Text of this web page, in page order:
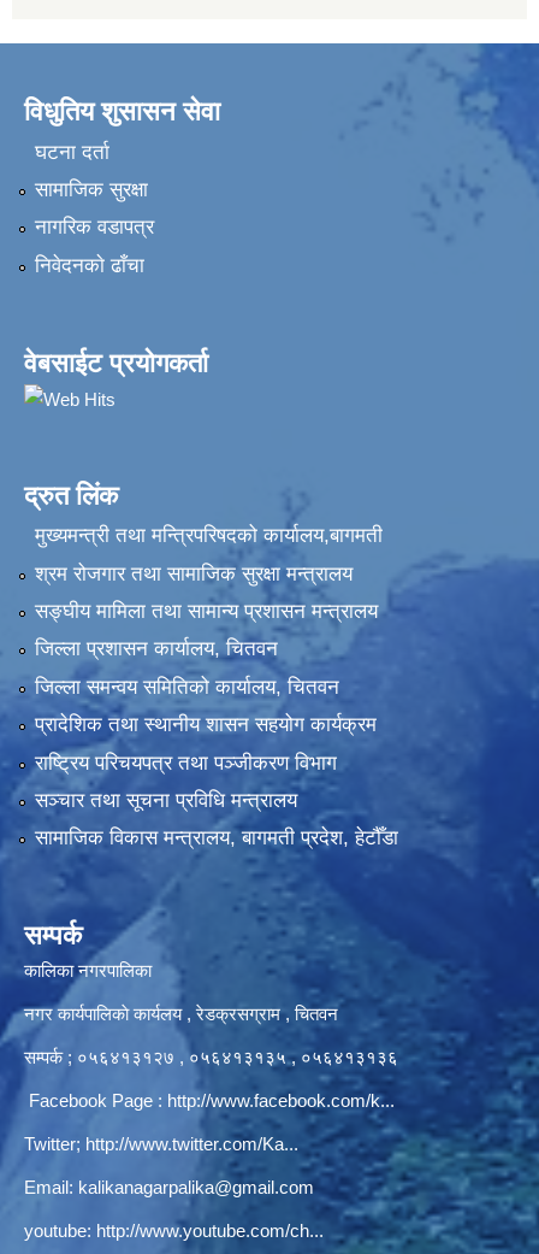
विधुतिय शुसासन सेवा
घटना दर्ता
सामाजिक सुरक्षा
नागरिक वडापत्र
निवेदनकाे ढाँचा
वेबसाईट प्रयोगकर्ता
द्रुत लिंक
मुख्यमन्त्री तथा मन्त्रिपरिषदको कार्यालय,बागमती
श्रम रोजगार तथा सामाजिक सुरक्षा मन्त्रालय
सङ्‍घीय मामिला तथा सामान्य प्रशासन मन्त्रालय
जिल्ला प्रशासन कार्यालय, चितवन
जिल्ला समन्वय समितिको कार्यालय, चितवन
प्रादेशिक तथा स्थानीय शासन सहयोग कार्यक्रम
राष्ट्रिय परिचयपत्र तथा पञ्‍जीकरण विभाग
सञ्‍चार तथा सूचना प्रविधि मन्त्रालय
सामाजिक विकास मन्त्रालय, बागमती प्रदेश, हेटौँडा
सम्पर्क
कालिका नगरपालिका
नगर कार्यपालिकाे कार्यलय‍ , रेडक्रसग्राम , चितवन
सम्पर्क ; ०५६४१३१२७ , ०५६४१३१३५ , ०५६४१३१३६
Facebook Page : http://www.facebook.com/k...
Twitter; http://www.twitter.com/Ka...
Email: kalikanagarpalika@gmail.com
youtube: http://www.youtube.com/ch...